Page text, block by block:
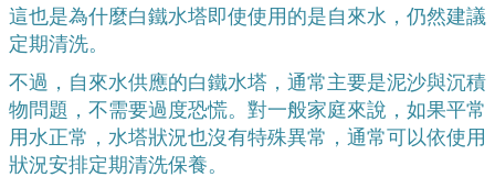
這也是為什麼白鐵水塔即使使用的是自來水，仍然建議
定期清洗。
不過，自來水供應的白鐵水塔，通常主要是泥沙與沉積
物問題，不需要過度恐慌。對一般家庭來說，如果平常
用水正常，水塔狀況也沒有特殊異常，通常可以依使用
狀況安排定期清洗保養。